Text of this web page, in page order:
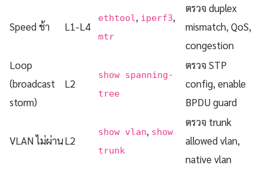
Speed ช้า L1-L4
ethtool , iperf3,
mtr
ตรวจ duplex
mismatch, QoS,
congestion
Loop
(broadcast
storm)
L2
show spanning-
tree
ตรวจ STP
config, enable
BPDU guard
VLAN ไม่ผ่านL2
show vlan, show
trunk
ตรวจ trunk
allowed vlan,
native vlan